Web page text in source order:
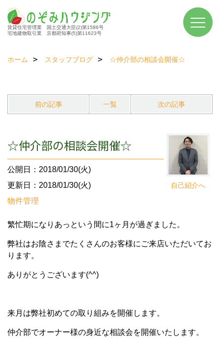
賃貸住宅管理業 国土交通大臣(2)第1586号
宅地建物取引業 京都府知事(5)第11623号
ホーム スタッフブログ ☆仲介部の相談会開催☆
前の記事 一覧 次の記事
自己紹介へ
☆仲介部の相談会開催☆
公開日：2018/01/30(火)
更新日：2018/01/30(火)
物件管理
繁忙期になりあっという間に1ヶ月が過ぎました。
弊社はお陰さまでたくさんのお客様にご来店いただいてお
ります。
ありがとうございます(^^)
来月は弊社初めての取り組みを開催します。
仲介部でオーナー様の身近な相談会を開催いたします。